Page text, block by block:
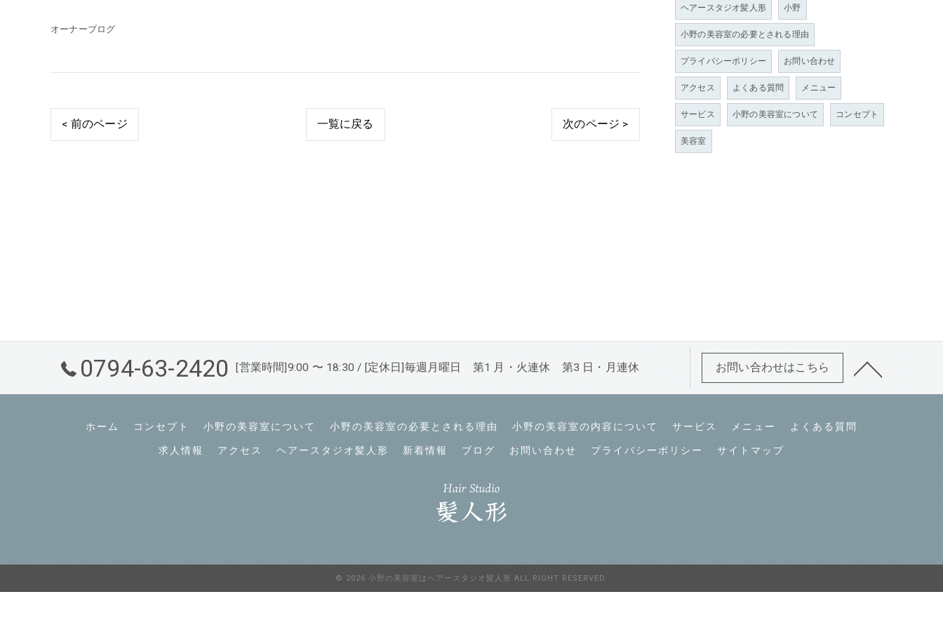
オーナーブログ
< 前のページ 一覧に戻る 次のページ >
ヘアースタジオ髪人形 小野
小野の美容室の必要とされる理由
プライバシーポリシー お問い合わせ
アクセス よくある質問 メニュー
サービス 小野の美容室について コンセプト
美容室
0794-63-2420 [営業時間]9:00 〜 18:30 / [定休日]毎週月曜日 第1 月・火連休 第3 日・月連休 お問い合わせはこちら
ホーム コンセプト 小野の美容室について 小野の美容室の必要とされる理由 小野の美容室の内容について サービス メニュー よくある質問
求人情報 アクセス ヘアースタジオ髪人形 新着情報 ブログ お問い合わせ プライバシーポリシー サイトマップ
© 2026 小野の美容室はヘアースタジオ髪人形 ALL RIGHT RESERVED.